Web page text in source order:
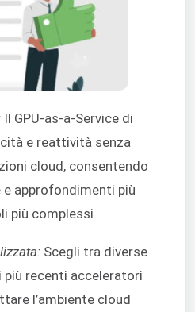
Il GPU-as-a-Service di
e reattività senza
cloud, consentendo
approfondimenti più
più complessi.
Scegli tra diverse
più recenti acceleratori
l’ambiente cloud